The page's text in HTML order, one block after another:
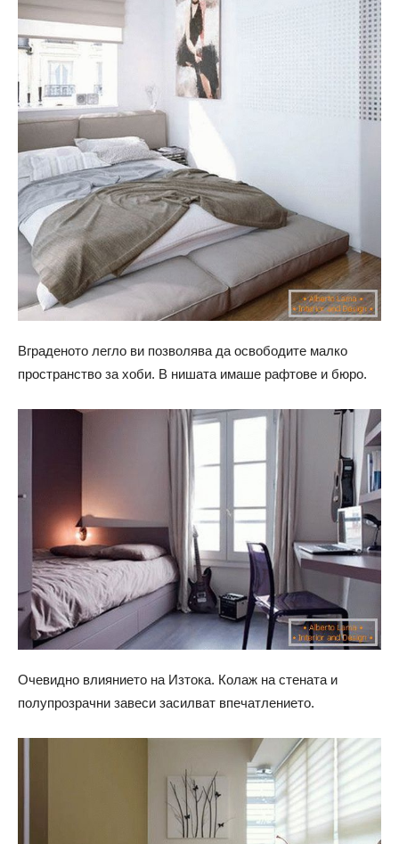
Вграденото легло ви позволява да освободите малко
пространство за хоби. В нишата имаше рафтове и бюро.
Очевидно влиянието на Изтока. Колаж на стената и
полупрозрачни завеси засилват впечатлението.